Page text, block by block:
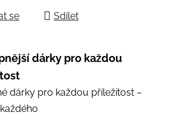
se Sdílet
dárky pro každou
dárky pro každou příležitost –